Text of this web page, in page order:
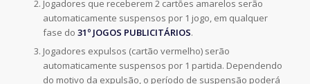
Jogadores que receberem 2 cartões amarelos serão
automaticamente suspensos por 1 jogo, em qualquer
fase do 31º JOGOS PUBLICITÁRIOS.
Jogadores expulsos (cartão vermelho) serão
automaticamente suspensos por 1 partida. Dependendo
do motivo da expulsão, o período de suspensão poderá